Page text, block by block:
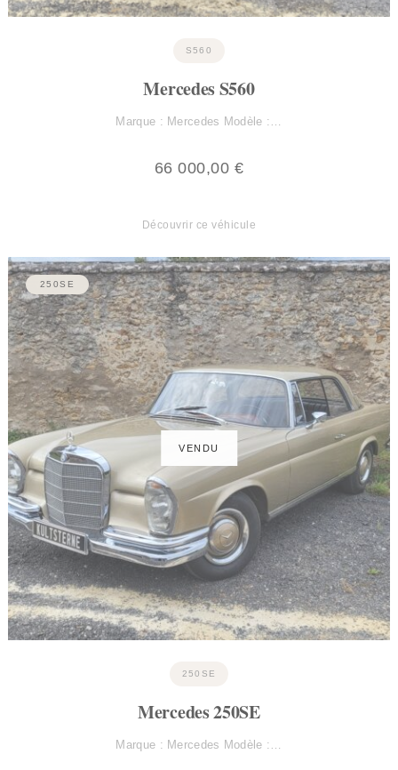
S560
Mercedes S560
Marque : Mercedes Modèle :…
66 000,00 €
Découvrir ce véhicule
250SE
250SE
Mercedes 250SE
Marque : Mercedes Modèle :…